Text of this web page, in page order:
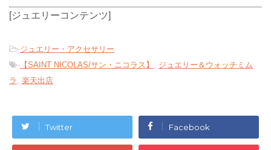
[ジュエリーコンテンツ]
-ジュエリー・アクセサリー
- 【SAINT NICOLAS/サン・ニコラス】 , ジュエリー＆ウォッチミム
ラ , 楽天出店
Twitter Facebook